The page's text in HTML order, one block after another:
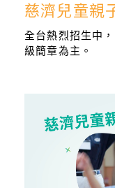
慈濟兒童親
全台熱烈招生中
級簡章為主。